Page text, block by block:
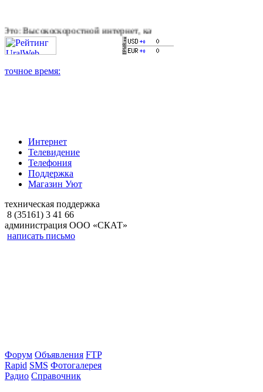
интернет, качественное цифровое и кабельное
Интернет
Телевидение
Телефония
Поддержка
Магазин Уют
техническая поддержка
8 (35161) 3 41 66
администрация ООО «СКАТ»
написать письмо
Форум Объявления FTP
Rapid SMS Фотогалерея
Радио Справочник